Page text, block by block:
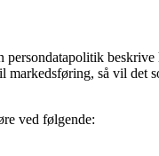
så vil det
ved følgende: